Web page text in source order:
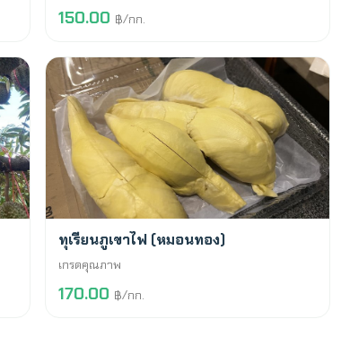
150.00 ฿/กก.
พร้อมขาย
ทุเรียนภูเขาไฟ (หมอนทอง)
เกรดคุณภาพ
170.00 ฿/กก.